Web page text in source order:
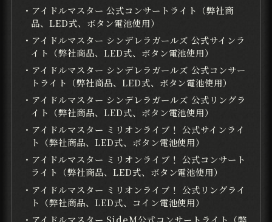
・アイドルマスター 公式コンサートライト（弊社商
品、LED式、ボタン電池使用）
・アイドルマスター シンデレラガールズ 公式サインラ
イト（弊社商品、LED式、ボタン電池使用）
・アイドルマスター シンデレラガールズ 公式コンサー
トライト（弊社商品、LED式、ボタン電池使用）
・アイドルマスター シンデレラガールズ 公式リングラ
イト（弊社商品、LED式、ボタン電池使用）
・アイドルマスター ミリオンライブ！ 公式サインライ
ト（弊社商品、LED式、ボタン電池使用）
・アイドルマスター ミリオンライブ！ 公式コンサート
ライト（弊社商品、LED式、ボタン電池使用）
・アイドルマスター ミリオンライブ！ 公式リングライ
ト（弊社商品、LED式、コイン電池使用）
・アイドルマスター SideM公式コンサートライト（弊